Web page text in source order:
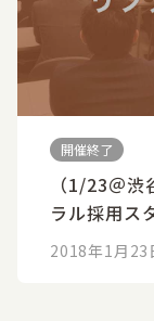
開催終了
（1/23＠
ラル採用ス
2018年1月